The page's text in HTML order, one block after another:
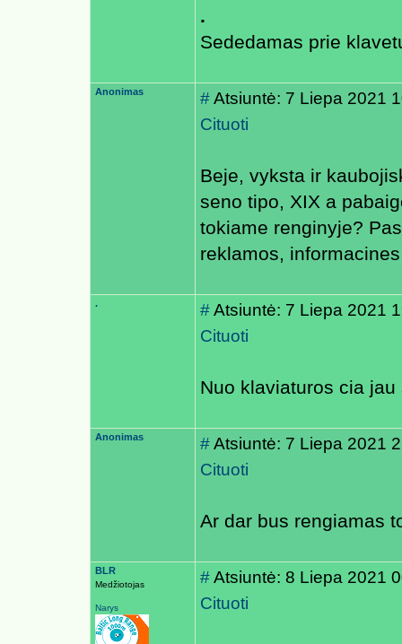
.
Sededamas prie
Anonimas #Atsiuntė: 7 Liepa 2021
Cituoti
Beje, vyksta ir
seno tipo, XIX a
tokiame renginyje?
reklamos,
. #Atsiuntė: 7 Liepa 2021
Cituoti
Nuo klaviaturos cia
Anonimas #Atsiuntė: 7 Liepa 2021
Cituoti
Ar dar bus rengiamas
BLR
Medžiotojas
Narys
#Atsiuntė: 8 Liepa 2021
Cituoti